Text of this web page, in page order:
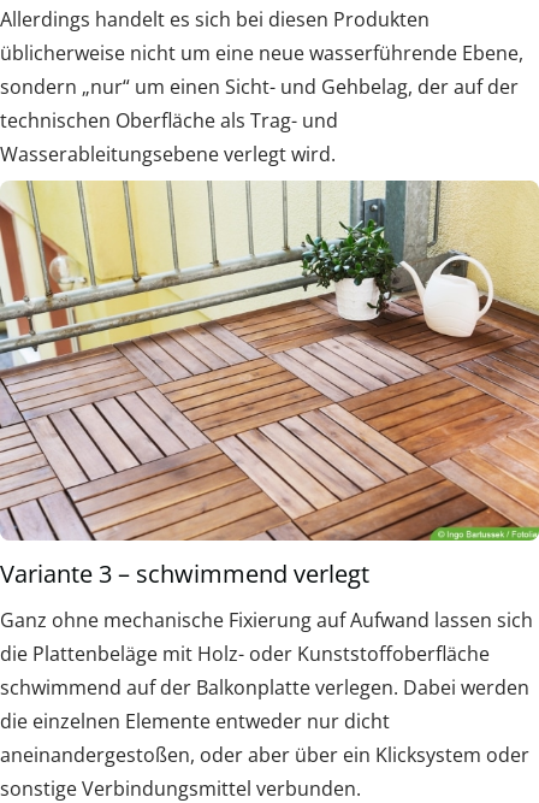
Allerdings handelt es sich bei diesen Produkten
üblicherweise nicht um eine neue wasserführende Ebene,
sondern „nur“ um einen Sicht- und Gehbelag, der auf der
technischen Oberfläche als Trag- und
Wasserableitungsebene verlegt wird.
Variante 3 – schwimmend verlegt
Ganz ohne mechanische Fixierung auf Aufwand lassen sich
die Plattenbeläge mit Holz- oder Kunststoffoberfläche
schwimmend auf der Balkonplatte verlegen. Dabei werden
die einzelnen Elemente entweder nur dicht
aneinandergestoßen, oder aber über ein Klicksystem oder
sonstige Verbindungsmittel verbunden.